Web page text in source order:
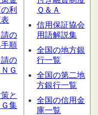
利
の
順
の
Ｇ
と
集
Ｑ＆Ａ
信用保証協会
用語解説集
全国の地方銀
行一覧
全国の第二地
方銀行一覧
全国の信用金
庫一覧